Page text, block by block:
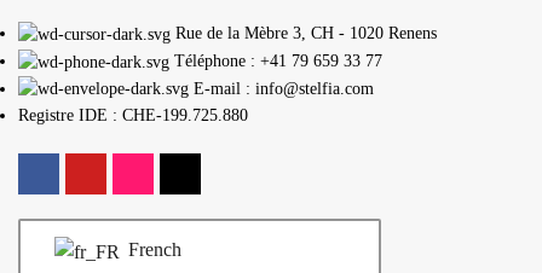
Rue de la Mèbre 3, CH - 1020 Renens
Téléphone : +41 79 659 33 77
E-mail : info@stelfia.com
Registre IDE : CHE-199.725.880
French